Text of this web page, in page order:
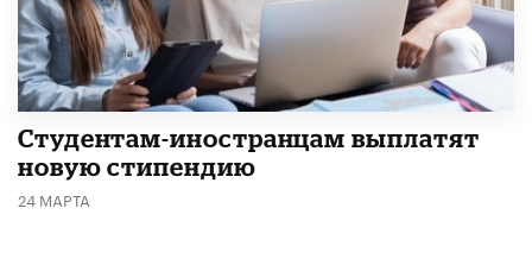
Студентам-иностранцам выплатят
новую стипендию
24 МАРТА